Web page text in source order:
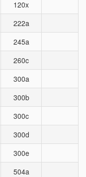
120x
222a
245a
260c
300a
300b
300c
300d
300e
504a